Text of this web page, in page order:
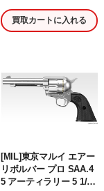
買取カートに入れる
[MIL]東京マルイ エアー
リボルバー プロ SAA.4
5 アーティラリー 5 1/2